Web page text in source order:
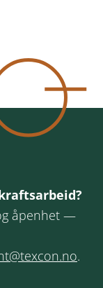
åpenhet —
.